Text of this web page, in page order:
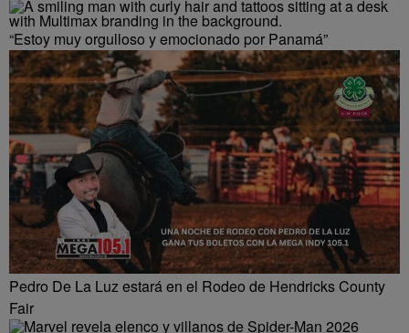
“Estoy muy orgulloso y emocionado por Panamá”
Pedro De La Luz estará en el Rodeo de Hendricks County
Fair